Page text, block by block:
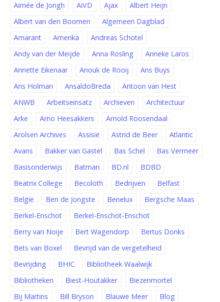
Aimée de Jongh AiVD Ajax
Albert Heijn
Albert van den Boomen
Algemeen Dagblad
Amarant
Amerika
Andreas Schotel
Andy van der Meijde
Anna Rosling
Anneke Laros
Annette Eikenaar
Anouk de Rooij
Ans Buys
Ans Holman
AnsaldoBreda
Antoon van Hest
ANWB
Arbeitseinsatz Archieven
Architectuur
Arke
Arno Heesakkers
Arnold Roosendaal
Arolsen Archives
Assisië Astrid de Beer
Atlantic
Avans
Bakker van Gastel Bas Schel
Bas Vermeer
Basisonderwijs
Batman BD.nl
BDBD
Beatrix College
Becoloth Bedrijven
Belfast
België
Ben de Jongste Benelux
Bergsche Maas
Berkel-Enschot
Berkel-Enschot-Enschot
Berry van Noije
Bert Wagendorp
Bertus Donks
Bets van Boxel
Bevrijd van de vergetelheid
Bevrijding
BHIC
Bibliotheek Waalwijk
Bibliotheken
Biest-Houtakker
Biezenmortel
Bij Martins
Bill Bryson Blauwe Meer
Blog